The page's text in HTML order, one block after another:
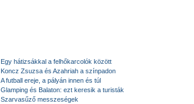
Egy hátizsákkal a felhőkarcolók között
Koncz Zsuzsa és Azahriah a színpadon
A futball ereje, a pályán innen és túl
Glamping és Balaton: ezt keresik a turisták
Szarvasűző messzeségek